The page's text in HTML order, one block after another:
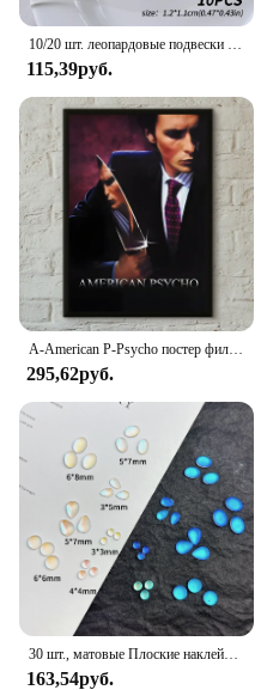
10/20 шт. леопардовые подвески для ногтей «Hello Kitty», аксессуары, популярные осенние украшения «Hello Kitty Cat Heart Bow «сделай сам», дизайн ногтей, коричневый леопардовый декор
115,39руб.
295,62руб.
163,54руб.